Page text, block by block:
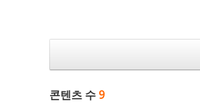
콘텐츠 수9